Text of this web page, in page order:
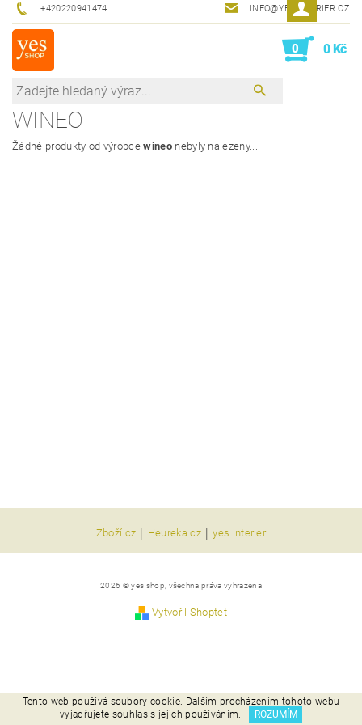
+420220941474 INFO@YESINTERIER.CZ
0 0 Kč
WINEO
Žádné produkty od výrobcewineonebyly nalezeny....
Zboží.cz | Heureka.cz | yes interier
2026 © yes shop, všechna práva vyhrazena
Vytvořil Shoptet
Tento web používá soubory cookie. Dalším procházením tohoto webu
vyjadřujete souhlas s jejich používáním.
ROZUMÍM